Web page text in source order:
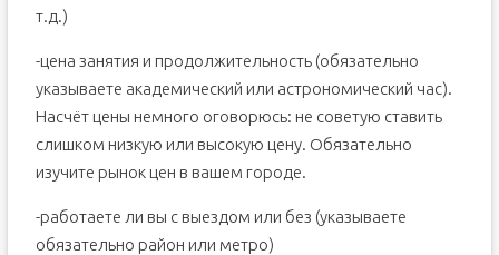
т.д.)
-цена занятия и продолжительность (обязательно
указываете академический или астрономический час).
Насчёт цены немного оговорюсь: не советую ставить
слишком низкую или высокую цену. Обязательно
изучите рынок цен в вашем городе.
-работаете ли вы с выездом или без (указываете
обязательно район или метро)